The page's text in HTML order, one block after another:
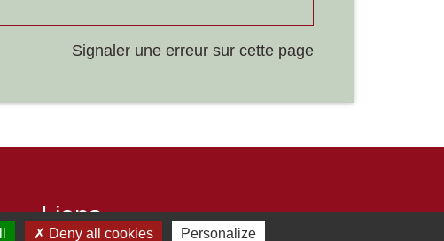
Signaler une erreur sur cette page
Liens
Deny all cookies Personalize